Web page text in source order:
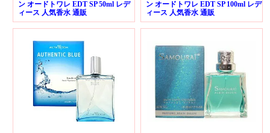
ン オードトワレ EDT SP 50ml レデ
ィース 人気香水 通販
ン オードトワレ EDT SP 100ml レデ
ィース 人気香水 通販